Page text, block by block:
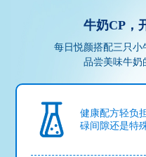
牛奶CP，
每日悦颜搭配三只小
品尝美味牛奶
健康配方轻负
碌间隙还是特